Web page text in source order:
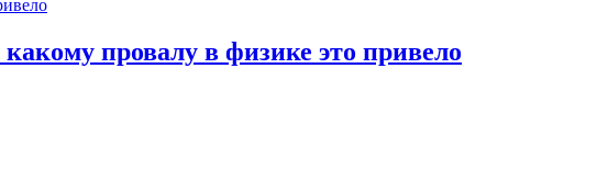
провалу в физике это привело